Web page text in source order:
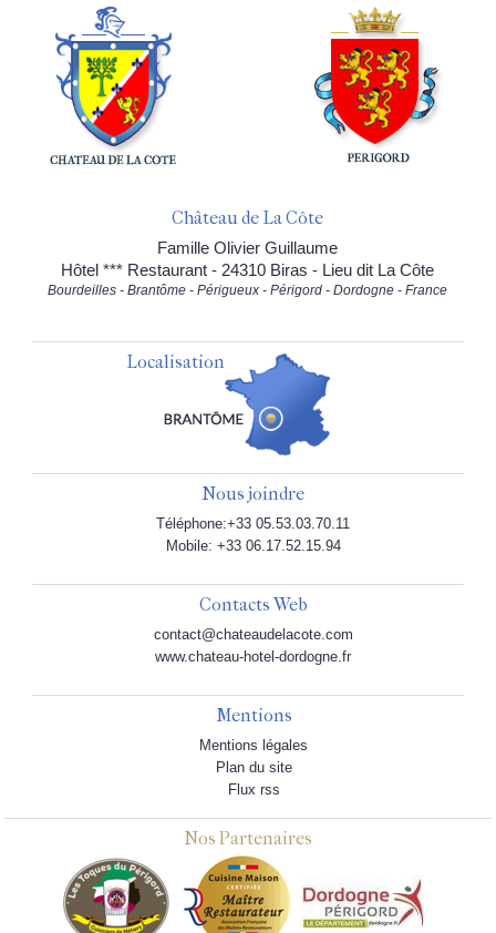
Château de La Côte
Famille Olivier Guillaume
Hôtel *** Restaurant - 24310 Biras - Lieu dit La Côte
Bourdeilles - Brantôme - Périgueux - Périgord - Dordogne - France
Localisation
Nous joindre
Téléphone:+33 05.53.03.70.11
Mobile: +33 06.17.52.15.94
Contacts Web
contact@chateaudelacote.com
www.chateau-hotel-dordogne.fr
Mentions
Mentions légales
Plan du site
Flux rss
Nos Partenaires